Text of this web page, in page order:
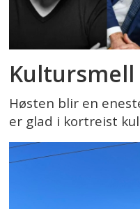
Høsten blir en
er glad i kortreist